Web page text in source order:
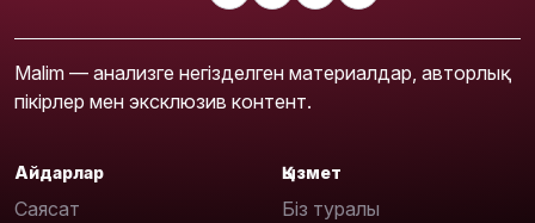
Malim — анализге негізделген материалдар, авторлық
пікірлер мен эксклюзив контент.
Айдарлар
Саясат
Қызмет
Біз туралы